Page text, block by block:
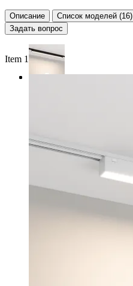
Описание
Список моделей (16)
Задать вопрос
Item 1 of 3